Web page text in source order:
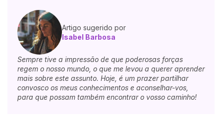
Artigo sugerido por
Isabel Barbosa
Sempre tive a impressão de que poderosas forças
regem o nosso mundo, o que me levou a querer aprender
mais sobre este assunto. Hoje, é um prazer partilhar
convosco os meus conhecimentos e aconselhar-vos,
para que possam também encontrar o vosso caminho!